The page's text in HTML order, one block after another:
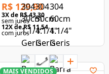
R$ 129,90
3X de R$ 43,30
sem juros
12X deR$ 11,54
com juros
MAIS VENDIDOS